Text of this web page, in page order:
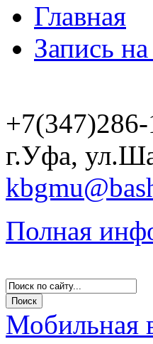
Главная
Запись
г.Уфа,
Полная
Мобильная